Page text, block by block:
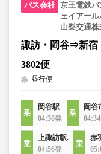
京王電鉄
ェイアー
山梨交通
諏訪・岡谷⇒新宿
3802便
昼行便
岡谷駅
04:30発
岡谷
上諏訪駅.
04:56発
赤